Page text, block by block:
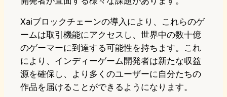
Xaiブロックチェーンの導入により、これらのゲ
ームは取引機能にアクセスし、世界中の数十億
のゲーマーに到達する可能性を持ちます。これ
により、インディーゲーム開発者は新たな収益
源を確保し、より多くのユーザーに自分たちの
作品を届けることができるようになります。